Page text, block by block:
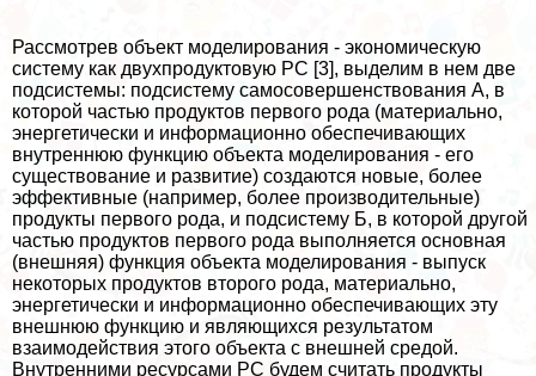
Рассмотрев объект моделирования - экономическую
систему как двухпродуктовую РС [3], выделим в нем две
подсистемы: подсистему самосовершенствования А, в
которой частью продуктов первого рода (материально,
энергетически и информационно обеспечивающих
внутреннюю функцию объекта моделирования - его
существование и развитие) создаются новые, более
эффективные (например, более производительные)
продукты первого рода, и подсистему Б, в которой другой
частью продуктов первого рода выполняется основная
(внешняя) функция объекта моделирования - выпуск
некоторых продуктов второго рода, материально,
энергетически и информационно обеспечивающих эту
внешнюю функцию и являющихся результатом
взаимодействия этого объекта с внешней средой.
Внутренними ресурсами РС будем считать продукты